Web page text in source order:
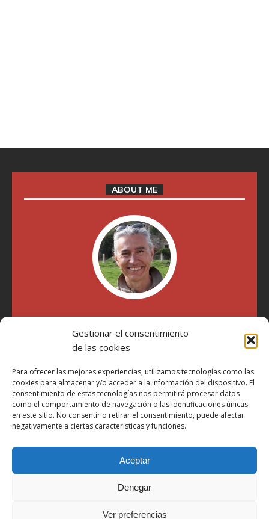
Gestionar el consentimiento
de las cookies
Para ofrecer las mejores experiencias, utilizamos tecnologías como las
cookies para almacenar y/o acceder a la información del dispositivo. El
consentimiento de estas tecnologías nos permitirá procesar datos
como el comportamiento de navegación o las identificaciones únicas
en este sitio. No consentir o retirar el consentimiento, puede afectar
negativamente a ciertas características y funciones.
Aceptar
Denegar
Ver preferencias
ABOUT ME
"Soy Manel Hospido, nací en Valencia en 1969 y desde el
año 2007 he escrito sobre motos en distintos medios.
Millatrece.com es una apuesta por escribir sobre lo que me
participa"
Aviso Legal
Política de Privacidad
Más Información sobre Cookies